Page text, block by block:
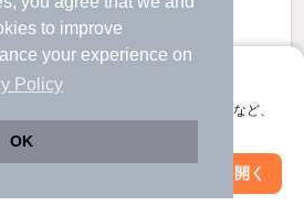
to improve
your experience on
Policy
OK
て、サクサクお部屋探し
使える。マップ検索やお気に入り保存など、
アプリを開く
物件
松駅 歩
分 （山陽線）
駅 歩 4分 （山陽線）
絞り込み条件を変更